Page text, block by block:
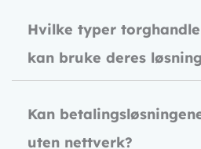
Hvilke typer
kan bruke deres
Kan
uten nettverk?